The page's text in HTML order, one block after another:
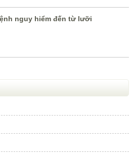
nguy hiểm đến từ lưỡi